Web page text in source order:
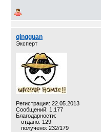
qingguan
Эксперт
Регистрация: 22.05.2013
Сообщений: 1,177
Благодарности:
отдано: 129
получено: 232/179